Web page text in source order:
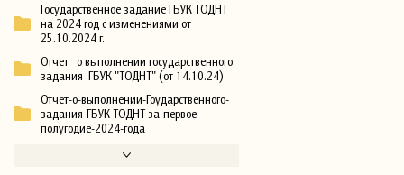
Государственное задание ГБУК ТОДНТ
на 2024 год с изменениями от
25.10.2024 г.
Отчет о выполнении государственного
задания ГБУК "ТОДНТ" (от 14.10.24)
Отчет-о-выполнении-Гоударственного-
задания-ГБУК-ТОДНТ-за-первое-
полугодие-2024-года